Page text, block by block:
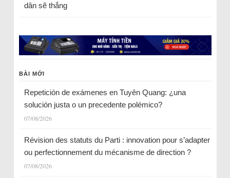
dân sẽ thắng
BÀI MỚI
Repetición de exámenes en Tuyên Quang: ¿una
solución justa o un precedente polémico?
07/08/2026
Révision des statuts du Parti : innovation pour s’adapter
ou perfectionnement du mécanisme de direction ?
07/08/2026